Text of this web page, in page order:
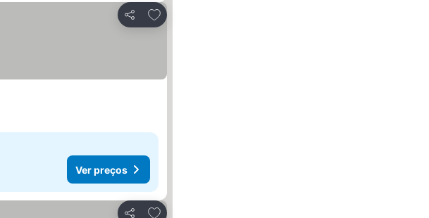
Partilhar
Adicionar aos favoritos
Ver preços
Adicionar aos favoritos